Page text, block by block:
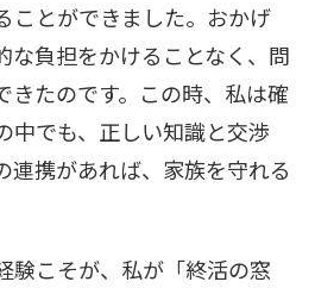
ことができました。おかげ
な負担をかけることなく、問
きたのです。この時、私は確
中でも、正しい知識と交渉
連携があれば、家族を守れる
験こそが、私が「終活の窓